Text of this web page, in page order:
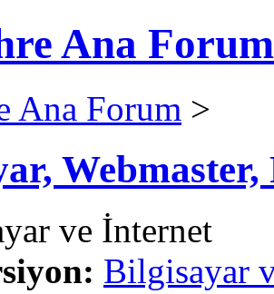
Ana Forum
Ana Forum >
ve İnternet
Bilgisayar